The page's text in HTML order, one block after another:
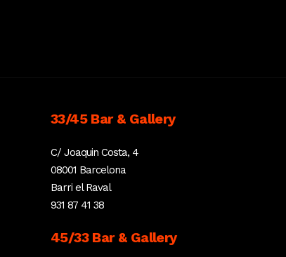
33/45 Bar & Gallery
C/ Joaquin Costa, 4
08001 Barcelona
Barri el Raval
931 87 41 38
45/33 Bar & Gallery